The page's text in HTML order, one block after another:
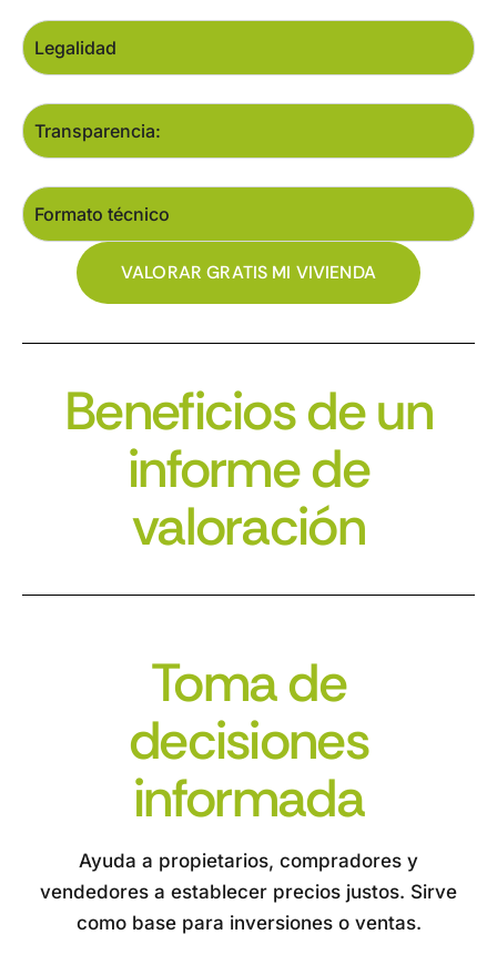
Legalidad
Transparencia:
Formato técnico
VALORAR GRATIS MI VIVIENDA
Beneficios de un
informe de
valoración
Toma de
decisiones
informada
Ayuda a propietarios, compradores y
vendedores a establecer precios justos. Sirve
como base para inversiones o ventas.